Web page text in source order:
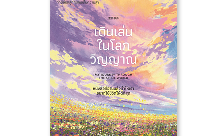
雑誌
CD
DVD・ブルーレイ
雑貨